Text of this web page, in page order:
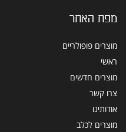
מפת האתר
מוצרים פופולריים
ראשי
מוצרים חדשים
צרו קשר
אודותינו
מוצרים לכלב